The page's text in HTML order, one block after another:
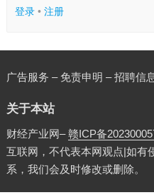
登录• 注册
广告服务 – 免责申明 – 招聘信
关于本站
财经产业网–赣ICP备
互联网，不代表本网观点|如有
系，我们会及时修改或删除。